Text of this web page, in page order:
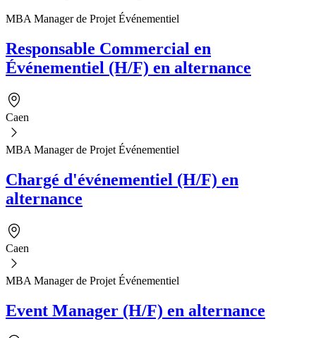
MBA Manager de Projet Événementiel
Responsable Commercial en
Événementiel (H/F) en alternance
Caen
MBA Manager de Projet Événementiel
Chargé d'événementiel (H/F) en
alternance
Caen
MBA Manager de Projet Événementiel
Event Manager (H/F) en alternance